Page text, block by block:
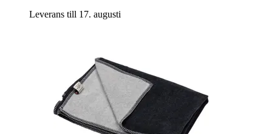
Leverans till 17. augusti